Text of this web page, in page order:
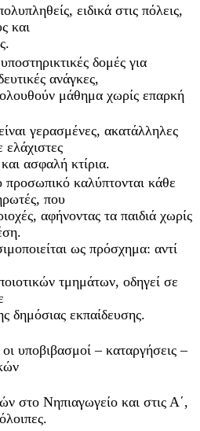
ειδικά στις πόλεις,
και
δομές για
ανάγκες,
μάθημα χωρίς επαρκή
γερασμένες, ακατάλληλες
ελάχιστες
ασφαλή κτίρια.
προσωπικό καλύπτονται κάθε
που
αφήνοντας τα παιδιά χωρίς
ως πρόσχημα: αντί
τμημάτων, οδηγεί σε
δημόσιας εκπαίδευσης.
υποβιβασμοί – καταργήσεις –
στο Νηπιαγωγείο και στις Α΄,